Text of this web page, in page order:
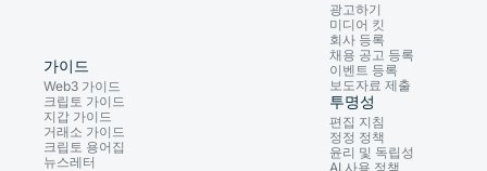
가이드
Web3 가이드
크립토 가이드
지갑 가이드
거래소 가이드
크립토 용어집
뉴스레터
광고하기
미디어 킷
회사 등록
채용 공고 등록
이벤트 등록
보도자료 제출
투명성
편집 지침
정정 정책
윤리 및 독립성
AI 사용 정책